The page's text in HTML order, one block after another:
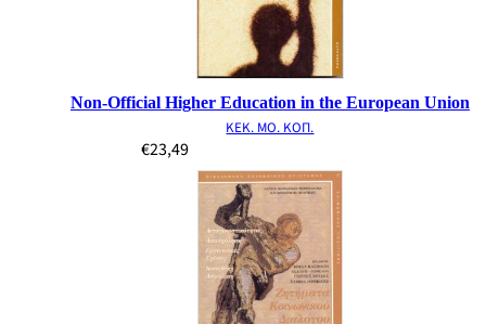
Non-Official Higher Education in the European Union
ΚΕΚ. ΜΟ. ΚΟΠ.
€23,49